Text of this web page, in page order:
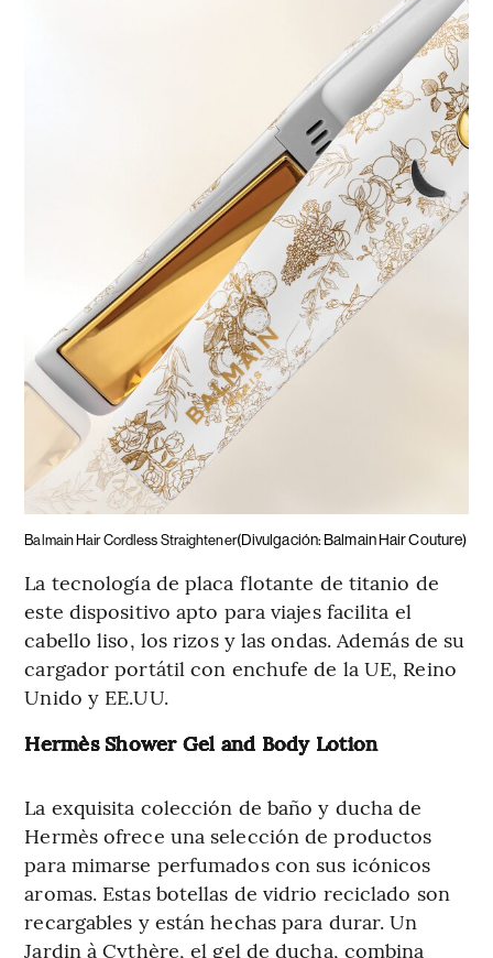
Balmain Hair Cordless Straightener(Divulgación: Balmain Hair Couture)
La tecnología de placa flotante de titanio de
este dispositivo apto para viajes facilita el
cabello liso, los rizos y las ondas. Además de su
cargador portátil con enchufe de la UE, Reino
Unido y EE.UU.
Hermès Shower Gel and Body Lotion
La exquisita colección de baño y ducha de
Hermès ofrece una selección de productos
para mimarse perfumados con sus icónicos
aromas. Estas botellas de vidrio reciclado son
recargables y están hechas para durar. Un
Jardin à Cythère, el gel de ducha, combina